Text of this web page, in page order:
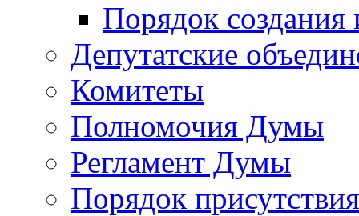
Порядок создания
Депутатские
Комитеты
Полномочия Думы
Регламент Думы
Порядок